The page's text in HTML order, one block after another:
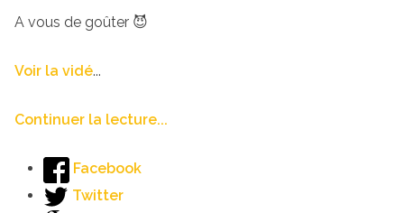
A vous de goûter 😈
Voir la vidé...
Continuer la lecture...
Facebook
Twitter